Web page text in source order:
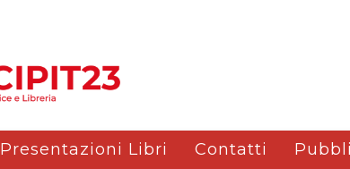
Presentazioni Libri Contatti